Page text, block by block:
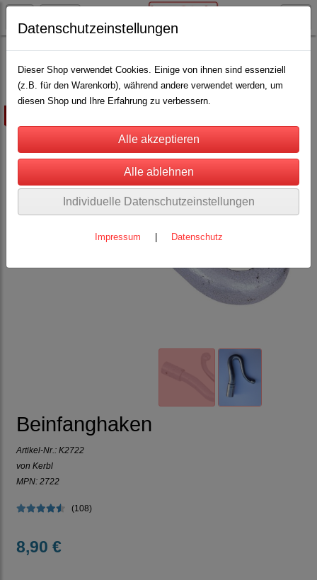
Schäfereibedarf Fangstöcke u. Fanghaken(10)
Beinfanghaken
Artikel-Nr.: K2722
von Kerbl
MPN: 2722
(108)
8,90 €
Datenschutzeinstellungen
Dieser Shop verwendet Cookies. Einige von ihnen sind essenziell
(z.B. für den Warenkorb), während andere verwendet werden, um
diesen Shop und Ihre Erfahrung zu verbessern.
Individuelle Datenschutzeinstellungen
Impressum Datenschutz